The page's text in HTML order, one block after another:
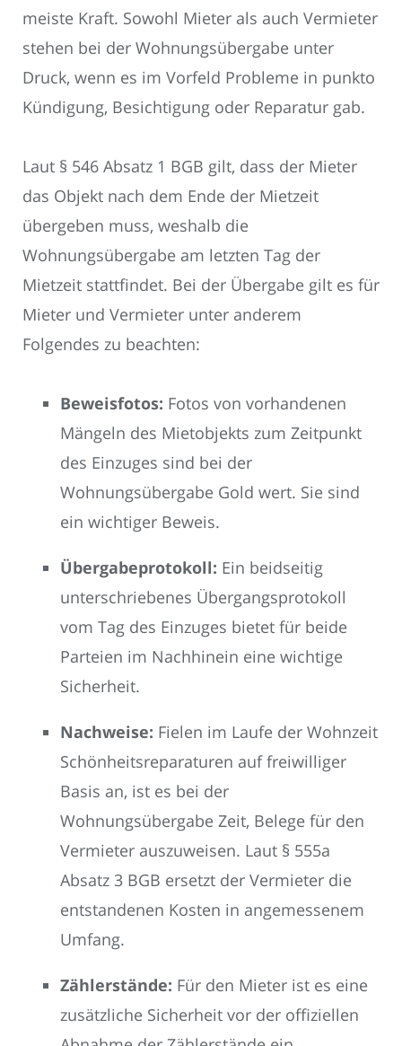
meiste Kraft. Sowohl Mieter als auch Vermieter
stehen bei der Wohnungsübergabe unter
Druck, wenn es im Vorfeld Probleme in punkto
Kündigung, Besichtigung oder Reparatur gab.
Laut § 546 Absatz 1 BGB gilt, dass der Mieter
das Objekt nach dem Ende der Mietzeit
übergeben muss, weshalb die
Wohnungsübergabe am letzten Tag der
Mietzeit stattfindet. Bei der Übergabe gilt es für
Mieter und Vermieter unter anderem
Folgendes zu beachten:
Beweisfotos: Fotos von vorhandenen
Mängeln des Mietobjekts zum Zeitpunkt
des Einzuges sind bei der
Wohnungsübergabe Gold wert. Sie sind
ein wichtiger Beweis.
Übergabeprotokoll: Ein beidseitig
unterschriebenes Übergangsprotokoll
vom Tag des Einzuges bietet für beide
Parteien im Nachhinein eine wichtige
Sicherheit.
Nachweise: Fielen im Laufe der Wohnzeit
Schönheitsreparaturen auf freiwilliger
Basis an, ist es bei der
Wohnungsübergabe Zeit, Belege für den
Vermieter auszuweisen. Laut § 555a
Absatz 3 BGB ersetzt der Vermieter die
entstandenen Kosten in angemessenem
Umfang.
Zählerstände: Für den Mieter ist es eine
zusätzliche Sicherheit vor der offiziellen